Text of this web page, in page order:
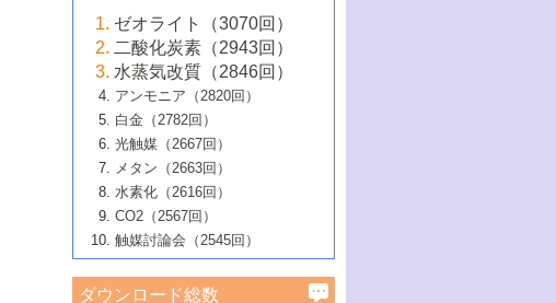
大学：オンライン・対面開催）
6号 メタン転換技術の最新動向
B号 第125回触媒討論会（2020年・工学
院大学）
5号 固体触媒による含窒素有機化合物変
換の最前線
6号 貴金属使用量低減に向けた自動車排
ガス浄化触媒の開発
B号 第123回触媒討論会（2019年・大阪
B号 第121回触媒討論会（2018年・東京
大学）
5号 水素のふるまいを解き明かす最先端
研究
6号 低級アルカンの有効利用のための触
媒技術
B号 第119回触媒討論会（2017年・首都
大学東京）
媒技術
3号 触媒研究の最先端～とびたて若き研究
者たち～（1）
4号 触媒研究の最先端～とびたて若き研究
者たち～（2）
5号 触媒研究の最先端～とびたて若き研究
者たち～（3）
6号 イオニクス材料と燃料電池・電解合成
の最新の研究動向
B号 第117回触媒討論会（2016年・大阪府
立大学）
2号 石油精製用触媒の最近の進展
3号 固体酸化物形燃料電池（SOFC）におけ
るアノード触媒上での燃料直接改質技術
4号 コアシェル構造の制御による触媒機能
5号 工業触媒およびその周辺技術の最近の
進歩
6号 ナノシート
B号 第115回触媒討論会（2015年・成蹊大
2号 光触媒反応機構に関する最新の研究動
向
開発動向
4号 人工光合成に向けた近年のアプローチ
5号 未利用熱エネルギーの有効活用に貢献
する触媒技術
6号 ポリオキソメタレート
B号 第113回触媒討論会（2014年・ロワジ
ールホテル豊橋）
1号 高耐久性燃料電池システム用触媒にお
ける新展開
2号 リビングラジカル重合の最近の動向
3号 天然ガスの化学工業的展開に関する触
媒技術
4号 貴金属触媒の精密構造制御とその活用
5号 バイオマス化成品製造のための固体触
6号 ナノ空間─吸着状態解析から新機能開拓
▼54巻（2012年）
1号 規則性多孔体の利用技術における最近
の進歩
2号 第109回触媒討論会
3号 貴金属低減技術の最新動向
4号 貴金属代替技術の最新動向
5号 光触媒による物質変換反応の新展開
6号 グラフェン
7号 水素を利用する化成品合成の新潮流
▼53巻（2011年）
1号 金属学から見る合金触媒の新展開
2号 第107回触媒討論会
3号 触媒のその場観察法の進歩（１）
4号 触媒のその場観察法の進歩（２）
5号 不活性結合の触媒的活性化による有機
合成
6号 新しい固体酸触媒技術
▼52巻（2010年）
1号 触媒の劣化対策と長寿命触媒開発
2号 第105回触媒討論会
3号 ナノ構造が拓く新機能
4号 活性サイトおよびその環境の精密な設
計による触媒の高機能化
5号 触媒を有効に使うための技術
1号 炭素材料－熱い注目を集める材料－
2号 第103回触媒討論会
3号 環境浄化用光触媒の現状と課題
4号 水素社会の実現に向けた水素製造・貯
蔵技術の進歩
▼50巻（2008年）
1号 触媒化学と学会のこの10年，半世紀，
そして未来
2号 第101回触媒討論会
▼49巻（2007年）
1号 含フッ素化合物の合成と触媒
2号 第99回触媒討論会
3号 実用的ファインケミカル合成プロセス
▼48巻（2006年）
1号 固体酸触媒の最近の進歩
2号 第97回触媒討論会
1号 最近の触媒担体とその効果
▼46巻（2004年）
ゼオライト（3070回）
二酸化炭素（2943回）
水蒸気改質（2846回）
アンモニア（2820回）
白金（2782回）
光触媒（2667回）
メタン（2663回）
水素化（2616回）
CO2（2567回）
触媒討論会（2545回）
ダウンロード総数